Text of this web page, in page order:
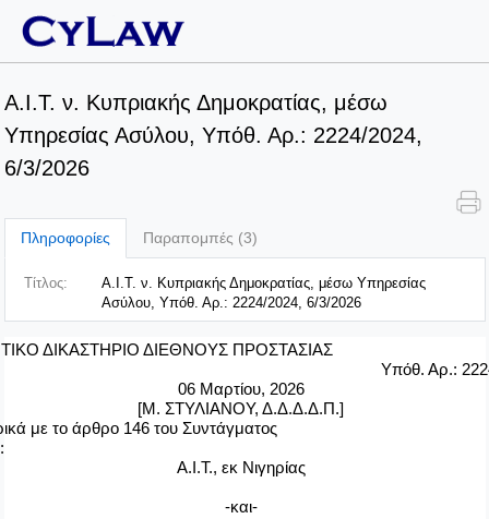
Α.Ι.Τ. ν. Κυπριακής Δημοκρατίας, μέσω
Υπηρεσίας Ασύλου, Υπόθ. Αρ.: 2224/2024,
6/3/2026
Πληροφορίες Παραπομπές (3)
Τίτλος:
Α.Ι.Τ. ν. Κυπριακής Δημοκρατίας, μέσω Υπηρεσίας
Ασύλου, Υπόθ. Αρ.: 2224/2024, 6/3/2026
ΔΙΚΑΣΤΗΡΙΟ ΔΙΕΘΝΟΥΣ ΠΡΟΣΤΑΣΙΑΣ
Υπόθ. Αρ.:
06 Μαρτίου, 2026
[Μ. ΣΤΥΛΙΑΝΟΥ, Δ.Δ.Δ.Δ.Π.]
με το άρθρο 146 του Συντάγματος
Α.Ι.Τ., εκ Νιγηρίας
-και-